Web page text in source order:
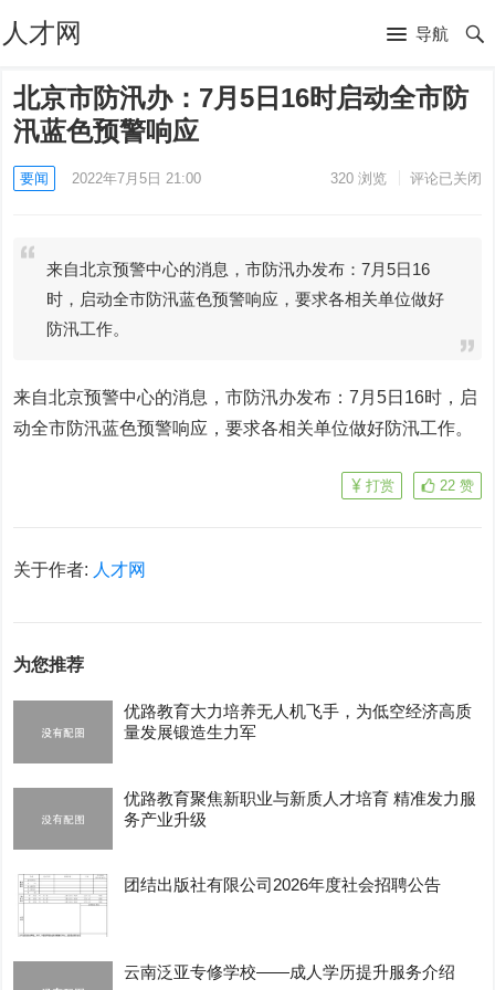
人才网 导航
北京市防汛办：7月5日16时启动全市防
汛蓝色预警响应
要闻 2022年7月5日 21:00 320浏览 评论已关闭
来自北京预警中心的消息，市防汛办发布：7月5日16
时，启动全市防汛蓝色预警响应，要求各相关单位做好
防汛工作。
来自北京预警中心的消息，市防汛办发布：7月5日16时，启
动全市防汛蓝色预警响应，要求各相关单位做好防汛工作。
22 赞
打赏
关于作者: 人才网
为您推荐
优路教育大力培养无人机飞手，为低空经济高质
量发展锻造生力军
优路教育聚焦新职业与新质人才培育 精准发力服
务产业升级
团结出版社有限公司2026年度社会招聘公告
云南泛亚专修学校——成人学历提升服务介绍